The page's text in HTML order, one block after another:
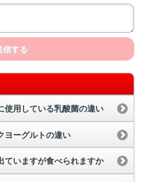
信する
使用している乳酸菌の違い
ヨーグルトの違い
ていますが食べられますか